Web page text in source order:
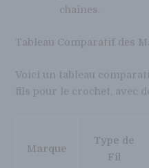
chaînes.
Tableau Comparatif des
Voici un tableau
fils pour le crochet, avec
Marque
Type de
Fil